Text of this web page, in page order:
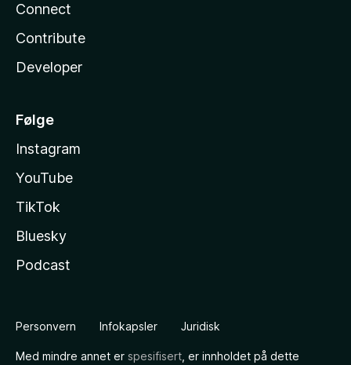
Connect
Contribute
Developer
Følge
Instagram
YouTube
TikTok
Bluesky
Podcast
Personvern Infokapsler Juridisk
Med mindre annet er spesifisert , er innholdet på dette